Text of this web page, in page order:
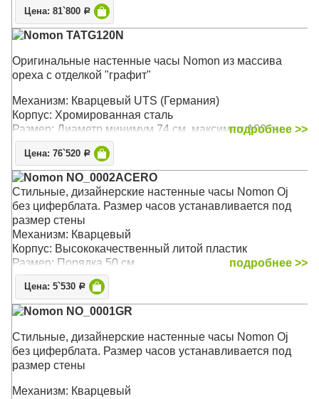
Корпус: Натуральная древесина ореха,
хромированная сталь, стеклопластик
Размер: Диаметр 77 см, высота H 92 см
Цена: 81`800 Р
Nomon TATG120N
Оригинальные настенные часы Nomon из массива
ореха с отделкой "графит"
Механизм: Кварцевый UTS (Германия)
Корпус: Хромированная сталь
Размер: Диаметр минимум 74 см, максимум 100 cм
подробнее >>
Цена: 76`520 Р
Nomon NO_0002ACERO
Стильные, дизайнерские настенные часы Nomon Oj
без циферблата. Размер часов устанавливается под
размер стены
Механизм: Кварцевый
Корпус: Высококачественный литой пластик
Размер: Порядка 50 см
подробнее >>
Цена: 5`530 Р
Nomon NO_0001GR
Стильные, дизайнерские настенные часы Nomon Oj
без циферблата. Размер часов устанавливается под
размер стены
Механизм: Кварцевый